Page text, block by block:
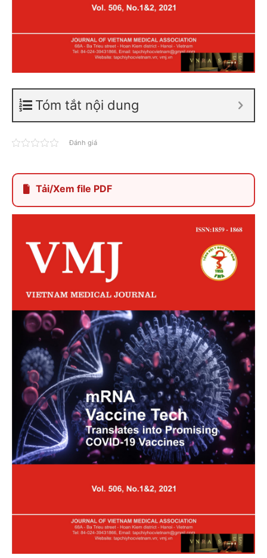
Tóm tắt nội dung
Đánh giá
Tải/Xem file PDF